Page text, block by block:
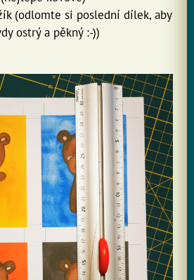
(odlomte si poslední dílek, aby
ostrý a pěkný :-))